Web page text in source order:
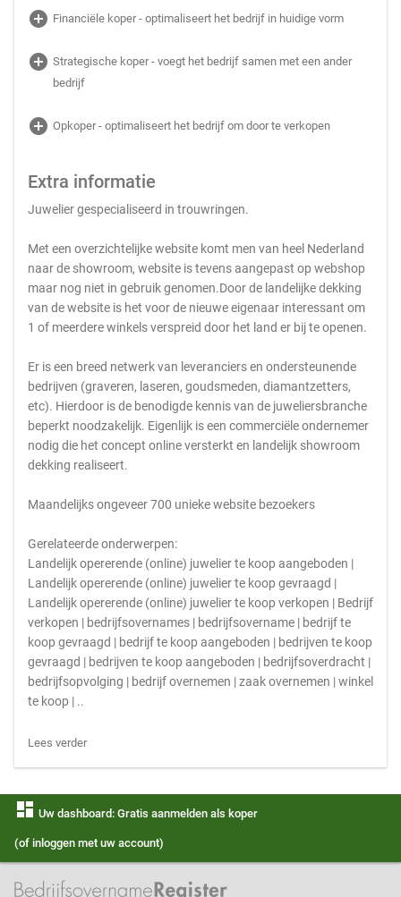
add_circle Financiële koper - optimaliseert het bedrijf in huidige vorm
add_circle Strategische koper - voegt het bedrijf samen met een ander
bedrijf
add_circle Opkoper - optimaliseert het bedrijf om door te verkopen
Extra informatie
Juwelier gespecialiseerd in trouwringen.
Met een overzichtelijke website komt men van heel Nederland
naar de showroom, website is tevens aangepast op webshop
maar nog niet in gebruik genomen.Door de landelijke dekking
van de website is het voor de nieuwe eigenaar interessant om
1 of meerdere winkels verspreid door het land er bij te openen.
Er is een breed netwerk van leveranciers en ondersteunende
bedrijven (graveren, laseren, goudsmeden, diamantzetters,
etc). Hierdoor is de benodigde kennis van de juweliersbranche
beperkt noodzakelijk. Eigenlijk is een commerciële ondernemer
nodig die het concept online versterkt en landelijk showroom
dekking realiseert.
Maandelijks ongeveer 700 unieke website bezoekers
Gerelateerde onderwerpen:
Landelijk opererende (online) juwelier te koop aangeboden |
Landelijk opererende (online) juwelier te koop gevraagd |
Landelijk opererende (online) juwelier te koop verkopen | Bedrijf
verkopen | bedrijfsovernames | bedrijfsovername | bedrijf te
koop gevraagd | bedrijf te koop aangeboden | bedrijven te koop
gevraagd | bedrijven te koop aangeboden | bedrijfsoverdracht |
bedrijfsopvolging | bedrijf overnemen | zaak overnemen | winkel
te koop | ..
Lees verder
dashboard Uw dashboard: Gratis aanmelden als koper
(of inloggen met uw account)